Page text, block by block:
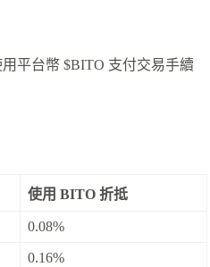
平台幣 $BITO 支付交易手續
使用 BITO 折抵
0.08%
0.16%